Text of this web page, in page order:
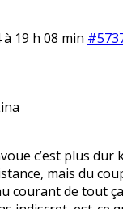
à 19 h 08 min
c’est plus dur
mais du
courant de tout ça